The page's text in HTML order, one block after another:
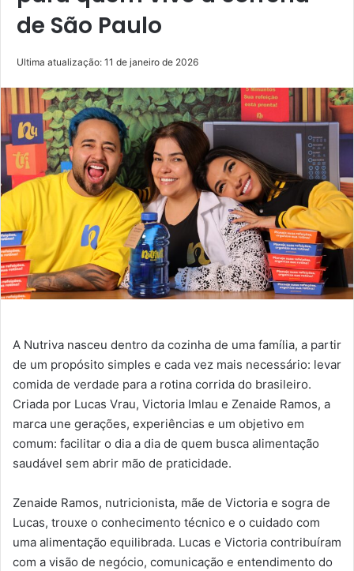
de São Paulo
Ultima atualização: 11 de janeiro de 2026
A Nutriva nasceu dentro da cozinha de uma família, a partir
de um propósito simples e cada vez mais necessário: levar
comida de verdade para a rotina corrida do brasileiro.
Criada por Lucas Vrau, Victoria Imlau e Zenaide Ramos, a
marca une gerações, experiências e um objetivo em
comum: facilitar o dia a dia de quem busca alimentação
saudável sem abrir mão de praticidade.
Zenaide Ramos, nutricionista, mãe de Victoria e sogra de
Lucas, trouxe o conhecimento técnico e o cuidado com
uma alimentação equilibrada. Lucas e Victoria contribuíram
com a visão de negócio, comunicação e entendimento do